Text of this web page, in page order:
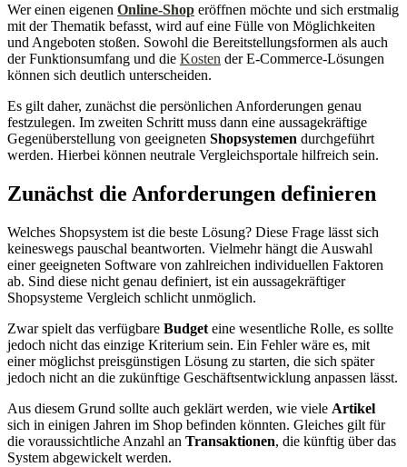
Wer einen eigenen Online-Shop eröffnen möchte und sich erstmalig
mit der Thematik befasst, wird auf eine Fülle von Möglichkeiten
und Angeboten stoßen. Sowohl die Bereitstellungsformen als auch
der Funktionsumfang und die Kosten der E-Commerce-Lösungen
können sich deutlich unterscheiden.
Es gilt daher, zunächst die persönlichen Anforderungen genau
festzulegen. Im zweiten Schritt muss dann eine aussagekräftige
Gegenüberstellung von geeigneten Shopsystemen durchgeführt
werden. Hierbei können neutrale Vergleichsportale hilfreich sein.
Zunächst die Anforderungen definieren
Welches Shopsystem ist die beste Lösung? Diese Frage lässt sich
keineswegs pauschal beantworten. Vielmehr hängt die Auswahl
einer geeigneten Software von zahlreichen individuellen Faktoren
ab. Sind diese nicht genau definiert, ist ein aussagekräftiger
Shopsysteme Vergleich schlicht unmöglich.
Zwar spielt das verfügbare Budget eine wesentliche Rolle, es sollte
jedoch nicht das einzige Kriterium sein. Ein Fehler wäre es, mit
einer möglichst preisgünstigen Lösung zu starten, die sich später
jedoch nicht an die zukünftige Geschäftsentwicklung anpassen lässt.
Aus diesem Grund sollte auch geklärt werden, wie viele Artikel
sich in einigen Jahren im Shop befinden könnten. Gleiches gilt für
die voraussichtliche Anzahl an Transaktionen, die künftig über das
System abgewickelt werden.